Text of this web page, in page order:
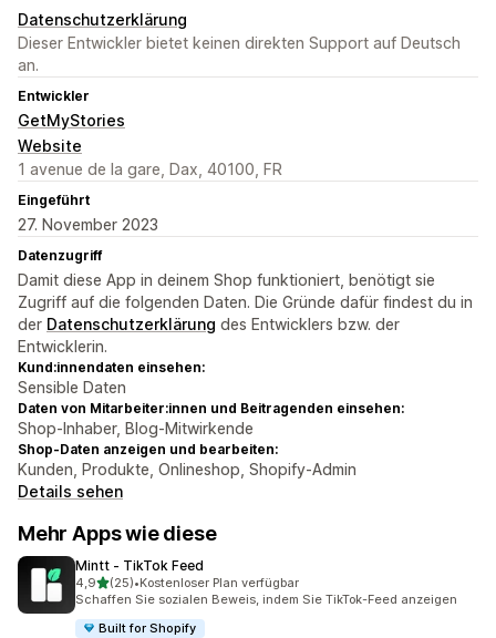
Datenschutzerklärung
Dieser Entwickler bietet keinen direkten Support auf Deutsch
an.
Entwickler
GetMyStories
Website
1 avenue de la gare, Dax, 40100, FR
Eingeführt
27. November 2023
Datenzugriff
Damit diese App in deinem Shop funktioniert, benötigt sie
Zugriff auf die folgenden Daten. Die Gründe dafür findest du in
der Datenschutzerklärung des Entwicklers bzw. der
Entwicklerin.
Kund:innendaten einsehen:
Sensible Daten
Daten von Mitarbeiter:innen und Beitragenden einsehen:
Shop-Inhaber, Blog-Mitwirkende
Shop-Daten anzeigen und bearbeiten:
Kunden, Produkte, Onlineshop, Shopify-Admin
Details sehen
Mehr Apps wie diese
Mintt ‑ TikTok Feed
4,9von 5 Sternen
(25)
25 Rezensionen insgesamt
•Kostenloser Plan verfügbar
Schaffen Sie sozialen Beweis, indem Sie TikTok-Feed anzeigen
Built for Shopify